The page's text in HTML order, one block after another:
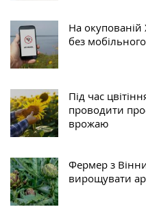
На
без
Під час
проводити
врожаю
Фермер з
вирощувати